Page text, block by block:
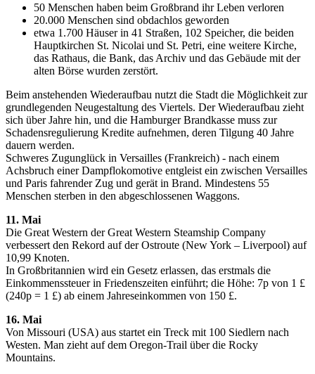
50 Menschen haben beim Großbrand ihr Leben verloren
20.000 Menschen sind obdachlos geworden
etwa 1.700 Häuser in 41 Straßen, 102 Speicher, die beiden
Hauptkirchen St. Nicolai und St. Petri, eine weitere Kirche,
das Rathaus, die Bank, das Archiv und das Gebäude mit der
alten Börse wurden zerstört.
Beim anstehenden Wiederaufbau nutzt die Stadt die Möglichkeit zur
grundlegenden Neugestaltung des Viertels. Der Wiederaufbau zieht
sich über Jahre hin, und die Hamburger Brandkasse muss zur
Schadensregulierung Kredite aufnehmen, deren Tilgung 40 Jahre
dauern werden.
Schweres Zugunglück in Versailles (Frankreich) - nach einem
Achsbruch einer Dampflokomotive entgleist ein zwischen Versailles
und Paris fahrender Zug und gerät in Brand. Mindestens 55
Menschen sterben in den abgeschlossenen Waggons.
11. Mai
Die Great Western der Great Western Steamship Company
verbessert den Rekord auf der Ostroute (New York – Liverpool) auf
10,99 Knoten.
In Großbritannien wird ein Gesetz erlassen, das erstmals die
Einkommenssteuer in Friedenszeiten einführt; die Höhe: 7p von 1 £
(240p = 1 £) ab einem Jahreseinkommen von 150 £.
16. Mai
Von Missouri (USA) aus startet ein Treck mit 100 Siedlern nach
Westen. Man zieht auf dem Oregon-Trail über die Rocky
Mountains.